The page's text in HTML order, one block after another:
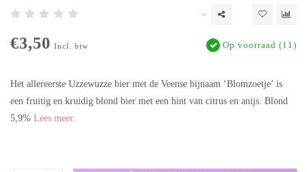
€3,50 Incl. btw Op voorraad (11)
Het allereerste Uzzewuzze bier met de Veense bijnaam ‘Blomzoetje’ is
een fruitig en kruidig blond bier met een hint van citrus en anijs. Blond
5,9% Lees meer..